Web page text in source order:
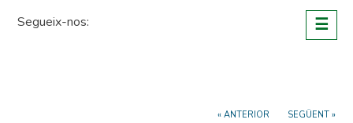
Segueix-nos: ☰
« ANTERIOR SEGÜENT »